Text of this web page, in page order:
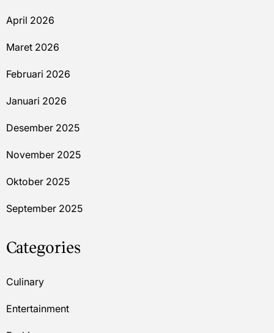
April 2026
Maret 2026
Februari 2026
Januari 2026
Desember 2025
November 2025
Oktober 2025
September 2025
Categories
Culinary
Entertainment